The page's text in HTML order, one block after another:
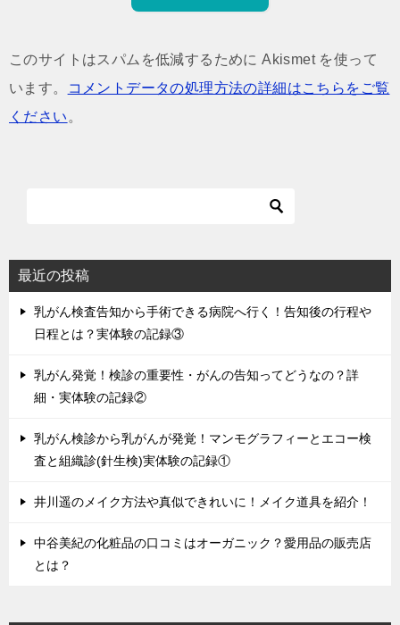
このサイトはスパムを低減するために Akismet を使って
います。
コメントデータの処理方法の詳細はこちらをご覧
ください 。
最近の投稿
乳がん検査告知から手術できる病院へ行く！告知後の行程や
日程とは？実体験の記録③
乳がん発覚！検診の重要性・がんの告知ってどうなの？詳
細・実体験の記録②
乳がん検診から乳がんが発覚！マンモグラフィーとエコー検
査と組織診(針生検)実体験の記録①
井川遥のメイク方法や真似できれいに！メイク道具を紹介！
中谷美紀の化粧品の口コミはオーガニック？愛用品の販売店
とは？